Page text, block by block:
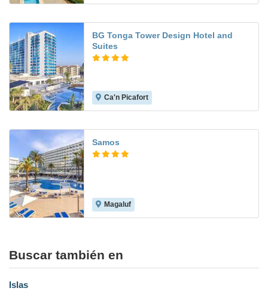
BG Tonga Tower Design Hotel and
Suites
Ca'n Picafort
Samos
Magaluf
Buscar también en
Islas